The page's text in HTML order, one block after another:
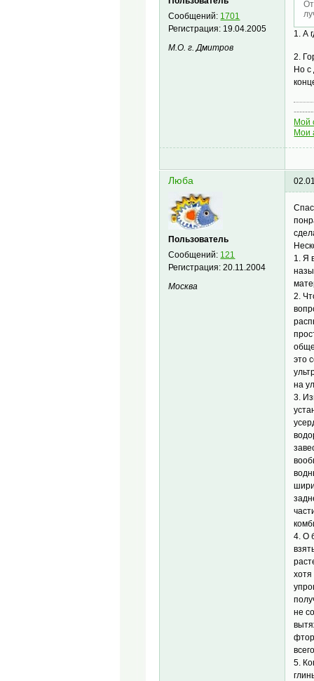
Сообщений: 1701
Регистрация: 19.04.2005
М.О. г. Дмитров
1. А
2.
Но с
Мой
Мои
Люба
Пользователь
Сообщений: 121
Регистрация:20.11.2004
Москва
1. Я
2.
это
на
3.
4. О
не
5.